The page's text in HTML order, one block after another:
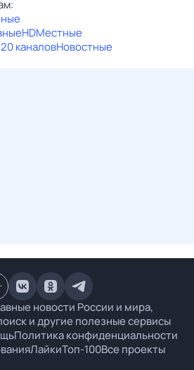
HDМестные
20 каналовНовостные
новости России и мира,
и другие полезные сервисы
Политика конфиденциальности
ЛайкиТоп-100Все проекты